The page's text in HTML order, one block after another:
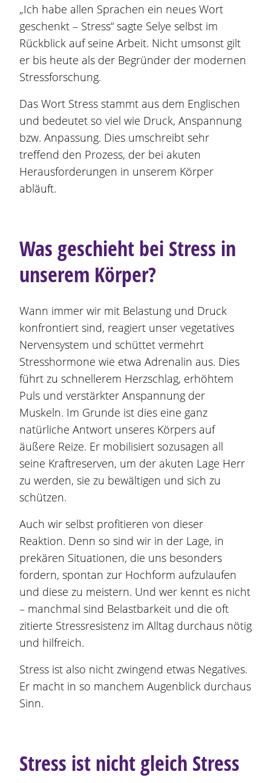
„Ich habe allen Sprachen ein neues Wort
geschenkt – Stress“ sagte Selye selbst im
Rückblick auf seine Arbeit. Nicht umsonst gilt
er bis heute als der Begründer der modernen
Stressforschung.
Das Wort Stress stammt aus dem Englischen
und bedeutet so viel wie Druck, Anspannung
bzw. Anpassung. Dies umschreibt sehr
treffend den Prozess, der bei akuten
Herausforderungen in unserem Körper
abläuft.
Was geschieht bei Stress in
unserem Körper?
Wann immer wir mit Belastung und Druck
konfrontiert sind, reagiert unser vegetatives
Nervensystem und schüttet vermehrt
Stresshormone wie etwa Adrenalin aus. Dies
führt zu schnellerem Herzschlag, erhöhtem
Puls und verstärkter Anspannung der
Muskeln. Im Grunde ist dies eine ganz
natürliche Antwort unseres Körpers auf
äußere Reize. Er mobilisiert sozusagen all
seine Kraftreserven, um der akuten Lage Herr
zu werden, sie zu bewältigen und sich zu
schützen.
Auch wir selbst profitieren von dieser
Reaktion. Denn so sind wir in der Lage, in
prekären Situationen, die uns besonders
fordern, spontan zur Hochform aufzulaufen
und diese zu meistern. Und wer kennt es nicht
– manchmal sind Belastbarkeit und die oft
zitierte Stressresistenz im Alltag durchaus nötig
und hilfreich.
Stress ist also nicht zwingend etwas Negatives.
Er macht in so manchem Augenblick durchaus
Sinn.
Stress ist nicht gleich Stress